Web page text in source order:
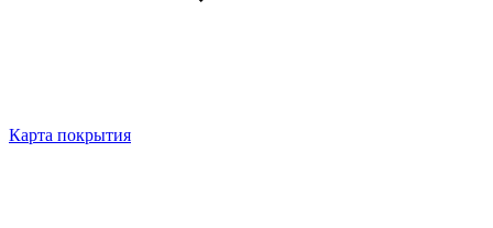
Карта покрытия